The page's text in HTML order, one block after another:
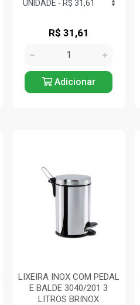
R$ 31,61
Adicionar
LIXEIRA INOX COM PEDAL
E BALDE 3040/201 3
LITROS BRINOX